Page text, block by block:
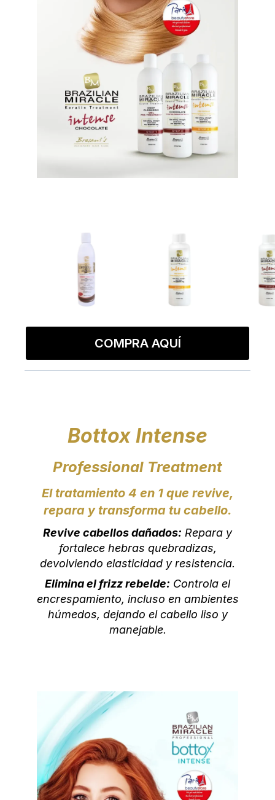
COMPRA AQUÍ
Bottox Intense
Professional Treatment
El tratamiento 4 en 1 que revive,
repara y transforma tu cabello.
Revive cabellos dañados: Repara y
fortalece hebras quebradizas,
devolviendo elasticidad y resistencia.
Elimina el frizz rebelde: Controla el
encrespamiento, incluso en ambientes
húmedos, dejando el cabello liso y
manejable.